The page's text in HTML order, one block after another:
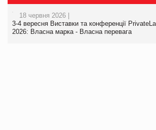
18 червня 2026 |
3-4 вересня Виставки та конференції
2026: Власна марка - Власна перевага